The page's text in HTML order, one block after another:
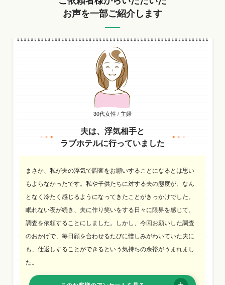
お声を一部ご紹介します
30代女性 / 主婦
夫は、浮気相手と
ラブホテルに行っていました
まさか、私が夫の浮気で調査をお願いすることになるとは思い
もよらなかったです。私や子供たちに対する夫の態度が、なん
となく冷たく感じるようになってきたことがきっかけでした。
眠れない夜が続き、夫に作り笑いをする日々に限界を感じて、
調査を依頼することにしました。しかし、今回お願いした調査
のおかげで、毎日顔を合わせるたびに憎しみがわいていた夫に
も、仕返しすることができるという気持ちの余裕がうまれまし
た。